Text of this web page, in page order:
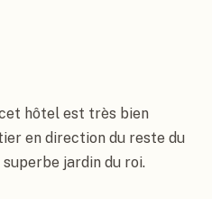
hôtel est très bien
en direction du reste du
jardin du roi.